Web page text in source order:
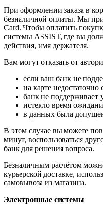
При оформлении заказа в
безналичной оплаты. Мы
Card. Чтобы оплатить
системы ASSIST, где вы
действия, имя держателя.
Вам могут отказать от
если ваш банк не
на карте недостаточно
банк не поддерживает
истекло время
в данных была
В этом случае вы можете
минут, воспользоваться
банк для решения вопроса.
Безналичным расчётом
курьерской доставке,
самовывоза из магазина.
Электронные системы